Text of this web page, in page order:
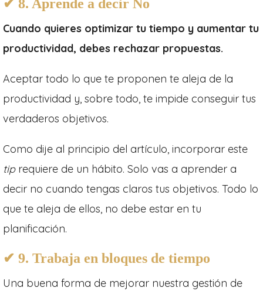
✔ 8. Aprende a decir No
Cuando quieres optimizar tu tiempo y aumentar tu
productividad, debes rechazar propuestas.
Aceptar todo lo que te proponen te aleja de la
productividad y, sobre todo, te impide conseguir tus
verdaderos objetivos.
Como dije al principio del artículo, incorporar este
tip requiere de un hábito. Solo vas a aprender a
decir no cuando tengas claros tus objetivos. Todo lo
que te aleja de ellos, no debe estar en tu
planificación.
✔ 9. Trabaja en bloques de tiempo
Una buena forma de mejorar nuestra gestión de